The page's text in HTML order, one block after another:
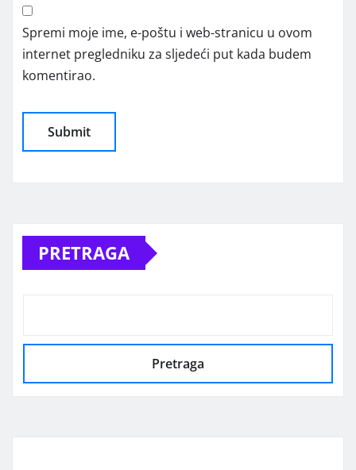
Spremi moje ime, e-poštu i web-stranicu u ovom
internet pregledniku za sljedeći put kada budem
komentirao.
PRETRAGA
Pretraga